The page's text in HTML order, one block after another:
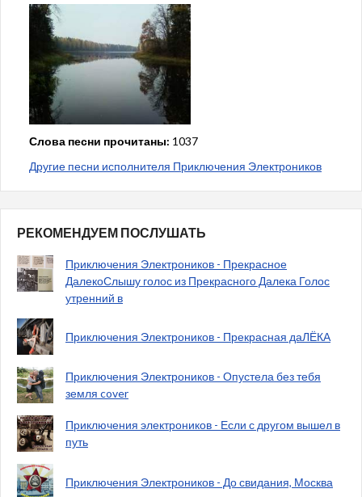
Слова песни прочитаны: 1037
Другие песни исполнителя Приключения Электроников
РЕКОМЕНДУЕМ ПОСЛУШАТЬ
Приключения Электроников - Прекрасное
ДалекоСлышу голос из Прекрасного Далека Голос
утренний в
Приключения Электроников - Прекрасная даЛЁКА
Приключения Электроников - Опустела без тебя
земля cover
Приключения электроников - Если с другом вышел в
путь
Приключения Электроников - До свидания, Москва